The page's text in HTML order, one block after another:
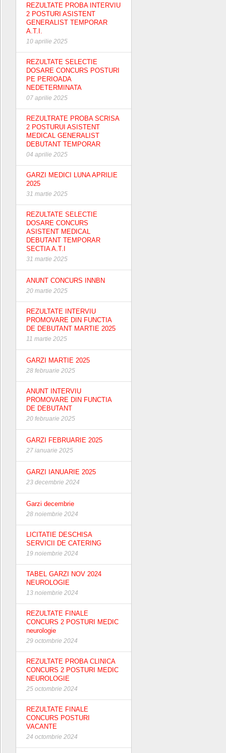
REZULTATE PROBA INTERVIU
2 POSTURI ASISTENT
GENERALIST TEMPORAR
A.T.I.
10 aprilie 2025
REZULTATE SELECTIE
DOSARE CONCURS POSTURI
PE PERIOADA
NEDETERMINATA
07 aprilie 2025
REZULTRATE PROBA SCRISA
2 POSTURUI ASISTENT
MEDICAL GENERALIST
DEBUTANT TEMPORAR
04 aprilie 2025
GARZI MEDICI LUNA APRILIE
2025
31 martie 2025
REZULTATE SELECTIE
DOSARE CONCURS
ASISTENT MEDICAL
DEBUTANT TEMPORAR
SECTIA A.T.I
31 martie 2025
ANUNT CONCURS INNBN
20 martie 2025
REZULTATE INTERVIU
PROMOVARE DIN FUNCTIA
DE DEBUTANT MARTIE 2025
11 martie 2025
GARZI MARTIE 2025
28 februarie 2025
ANUNT INTERVIU
PROMOVARE DIN FUNCTIA
DE DEBUTANT
20 februarie 2025
GARZI FEBRUARIE 2025
27 ianuarie 2025
GARZI IANUARIE 2025
23 decembrie 2024
Garzi decembrie
28 noiembrie 2024
LICITATIE DESCHISA
SERVICII DE CATERING
19 noiembrie 2024
TABEL GARZI NOV 2024
NEUROLOGIE
13 noiembrie 2024
REZULTATE FINALE
CONCURS 2 POSTURI MEDIC
neurologie
29 octombrie 2024
REZULTATE PROBA CLINICA
CONCURS 2 POSTURI MEDIC
NEUROLOGIE
25 octombrie 2024
REZULTATE FINALE
CONCURS POSTURI
VACANTE
24 octombrie 2024